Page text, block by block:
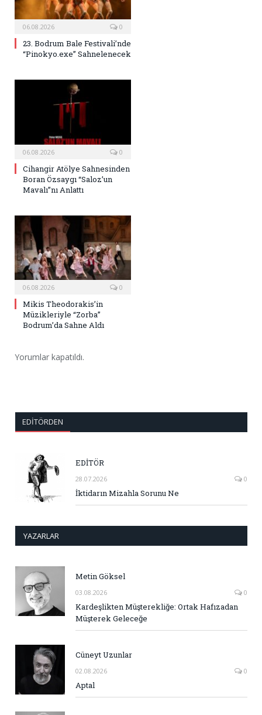
06.08.2026 0
23. Bodrum Bale Festivali’nde
“Pinokyo.exe” Sahnelenecek
06.08.2026 0
Cihangir Atölye Sahnesinden
Boran Özsaygı “Saloz’un
Mavalı”nı Anlattı
06.08.2026 0
Mikis Theodorakis’in
Müzikleriyle “Zorba”
Bodrum’da Sahne Aldı
Yorumlar kapatıldı.
EDITÖRDEN
EDİTÖR
28.07.2026 0
İktidarın Mizahla Sorunu Ne
YAZARLAR
Metin Göksel
03.08.2026 0
Kardeşlikten Müşterekliğe: Ortak Hafızadan
Müşterek Geleceğe
Cüneyt Uzunlar
02.08.2026 0
Aptal